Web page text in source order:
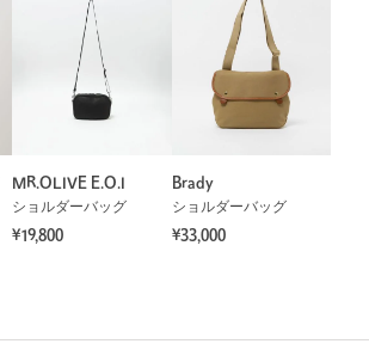
MR.OLIVE E.O.I
ショルダーバッグ
¥19,800
Brady
ショルダーバッグ
¥33,000